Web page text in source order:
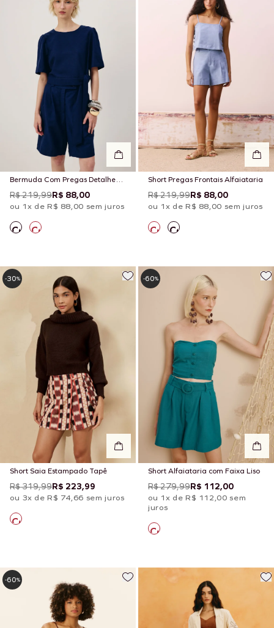
Bermuda Com Pregas Detalhe
Cós
R$ 219,99R$ 88,00
ou 1x de R$ 88,00 sem juros
Short Pregas Frontais Alfaiataria
R$ 219,99R$ 88,00
ou 1x de R$ 88,00 sem juros
Short Saia Estampado Tapê
R$ 319,99R$ 223,99
ou 3x de R$ 74,66 sem juros
-30%
Short Alfaiataria com Faixa Liso
R$ 279,99R$ 112,00
ou 1x de R$ 112,00 sem
juros
-60%
-60%